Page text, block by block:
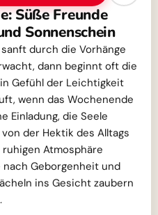
Süße Freunde
Sonnenschein
durch die Vorhänge
dann beginnt oft die
Gefühl der Leichtigkeit
wenn das Wochenende
Einladung, die Seele
der Hektik des Alltags
Atmosphäre
Geborgenheit und
ins Gesicht zaubern